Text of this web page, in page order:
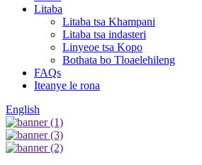
Litaba
Litaba tsa Khampani
Litaba tsa indasteri
Linyeoe tsa Kopo
Bothata bo Tloaelehileng
FAQs
Iteanye le rona
English